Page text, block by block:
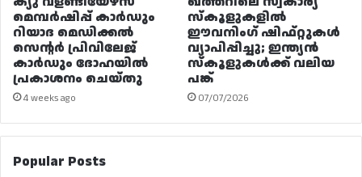
മെമ്പർഷിപ്പ് കാർഡും
റിയാദ മെഡിക്കൽ
സെന്റർ പ്രിവിലേജ്
കാർഡും ദോഹയിൽ
പ്രകാശനം ചെയ്തു
4 weeks ago
സ്കൂളുകളിൽ
ഈവനിംഗ് ഷിഫ്റ്റുകൾ
വ്യാപിപ്പിച്ചു; ഇന്ത്യൻ
സ്കൂളുകൾക്ക് വലിയ
പങ്ക്
07/07/2026
Popular Posts